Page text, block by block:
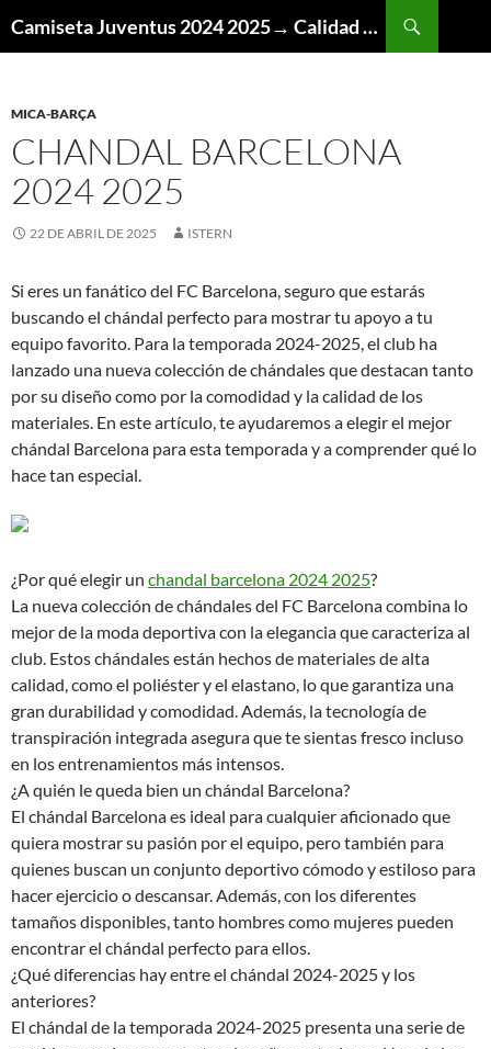
Camiseta Juventus 2024 2025→ Calidad Thai AAA
MICA-BARÇA
CHANDAL BARCELONA
2024 2025
22 DE ABRIL DE 2025 ISTERN
Si eres un fanático del FC Barcelona, seguro que estarás
buscando el chándal perfecto para mostrar tu apoyo a tu
equipo favorito. Para la temporada 2024-2025, el club ha
lanzado una nueva colección de chándales que destacan tanto
por su diseño como por la comodidad y la calidad de los
materiales. En este artículo, te ayudaremos a elegir el mejor
chándal Barcelona para esta temporada y a comprender qué lo
hace tan especial.
¿Por qué elegir un chandal barcelona 2024 2025?
La nueva colección de chándales del FC Barcelona combina lo
mejor de la moda deportiva con la elegancia que caracteriza al
club. Estos chándales están hechos de materiales de alta
calidad, como el poliéster y el elastano, lo que garantiza una
gran durabilidad y comodidad. Además, la tecnología de
transpiración integrada asegura que te sientas fresco incluso
en los entrenamientos más intensos.
¿A quién le queda bien un chándal Barcelona?
El chándal Barcelona es ideal para cualquier aficionado que
quiera mostrar su pasión por el equipo, pero también para
quienes buscan un conjunto deportivo cómodo y estiloso para
hacer ejercicio o descansar. Además, con los diferentes
tamaños disponibles, tanto hombres como mujeres pueden
encontrar el chándal perfecto para ellos.
¿Qué diferencias hay entre el chándal 2024-2025 y los
anteriores?
El chándal de la temporada 2024-2025 presenta una serie de